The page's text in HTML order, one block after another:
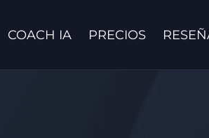
COACH IA PRECIOS